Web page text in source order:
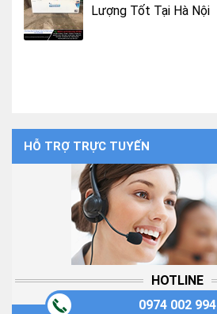
Lượng Tốt Tại Hà Nội
HỖ TRỢ TRỰC TUYẾN
HOTLINE
0974 002 994